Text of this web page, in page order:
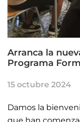
Arranca la
Programa
15 octubre 2024
Damos la